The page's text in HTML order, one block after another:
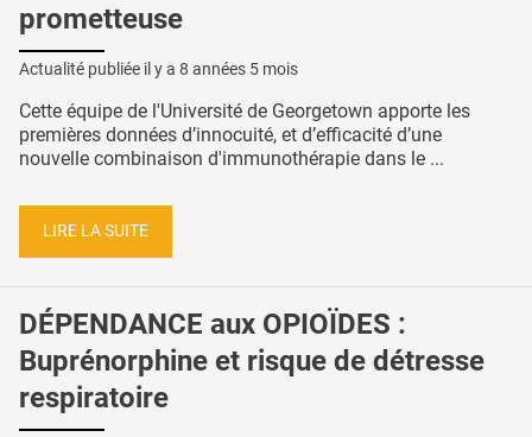
prometteuse
Actualité publiée il y a 8 années 5 mois
Cette équipe de l'Université de Georgetown apporte les
premières données d’innocuité, et d’efficacité d’une
nouvelle combinaison d'immunothérapie dans le ...
LIRE LA SUITE
DÉPENDANCE aux OPIOÏDES :
Buprénorphine et risque de détresse
respiratoire